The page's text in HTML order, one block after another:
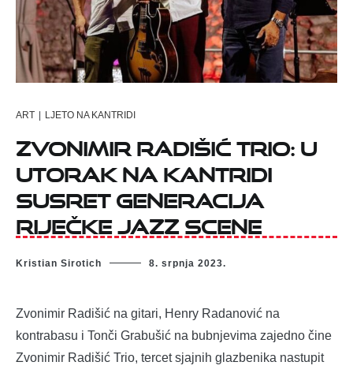
ART | LJETO NA KANTRIDI
Zvonimir Radišić Trio: U
utorak na Kantridi
susret generacija
riječke jazz scene
Kristian Sirotich 8. srpnja 2023.
Zvonimir Radišić na gitari, Henry Radanović na
kontrabasu i Tonči Grabušić na bubnjevima zajedno čine
Zvonimir Radišić Trio, tercet sjajnih glazbenika nastupit